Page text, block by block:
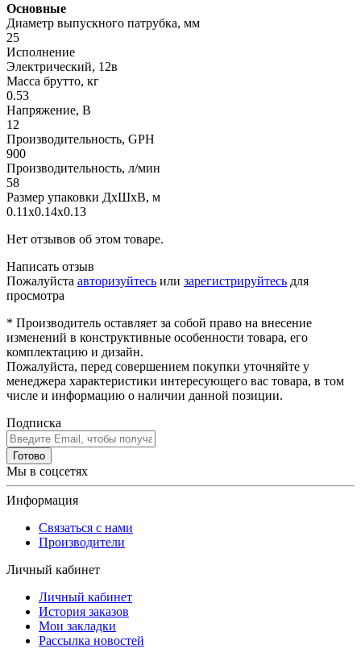
Основные
Диаметр выпускного патрубка, мм
25
Исполнение
Электрический, 12в
Масса брутто, кг
0.53
Напряжение, В
12
Производительность, GPH
900
Производительность, л/мин
58
Размер упаковки ДхШхВ, м
0.11x0.14x0.13
Нет отзывов об этом товаре.
Написать отзыв
Пожалуйста авторизуйтесь или зарегистрируйтесь для
просмотра
* Производитель оставляет за собой право на внесение
изменений в конструктивные особенности товара, его
комплектацию и дизайн.
Пожалуйста, перед совершением покупки уточняйте у
менеджера характеристики интересующего вас товара, в том
числе и информацию о наличии данной позиции.
Подписка
Готово
Мы в соцсетях
Информация
Связаться с нами
Производители
Личный кабинет
Личный кабинет
История заказов
Мои закладки
Рассылка новостей